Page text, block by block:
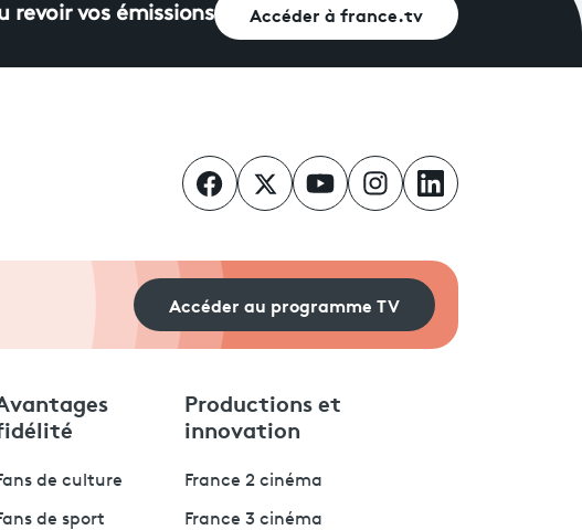
revoir vos émissions Accéder à france.tv
Accéder au programme TV
de culture
de sport
Productions et
innovation
France 2 cinéma
France 3 cinéma